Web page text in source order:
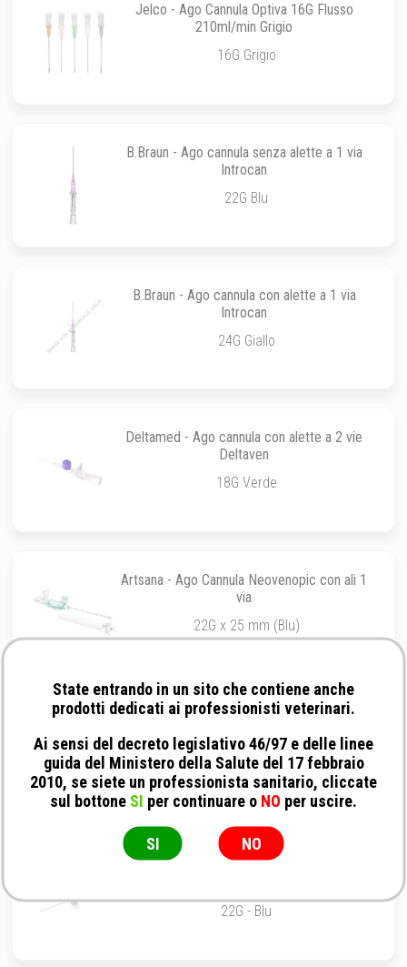
Jelco - Ago Cannula Optiva 16G Flusso
210ml/min Grigio
16G Grigio
B.Braun - Ago cannula senza alette a 1 via
Introcan
22G Blu
B.Braun - Ago cannula con alette a 1 via
Introcan
24G Giallo
Deltamed - Ago cannula con alette a 2 vie
Deltaven
18G Verde
Artsana - Ago Cannula Neovenopic con ali 1
via
22G x 25 mm (Blu)
Kruuse - Ago cannula Equivet in poliuretano
per lunga permanenza
16G x 8 cm/3.15''
Deltamed - Ago cannula in Poliuretano con
22G - Blu
State entrando in un sito che contiene anche
prodotti dedicati ai professionisti veterinari.
Ai sensi del decreto legislativo 46/97 e delle linee
guida del Ministero della Salute del 17 febbraio
2010, se siete un professionista sanitario, cliccate
sul bottone SI per continuare o NO per uscire.
SI NO